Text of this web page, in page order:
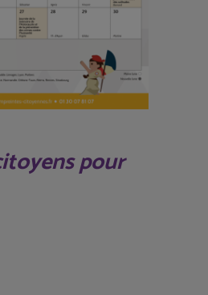
pour